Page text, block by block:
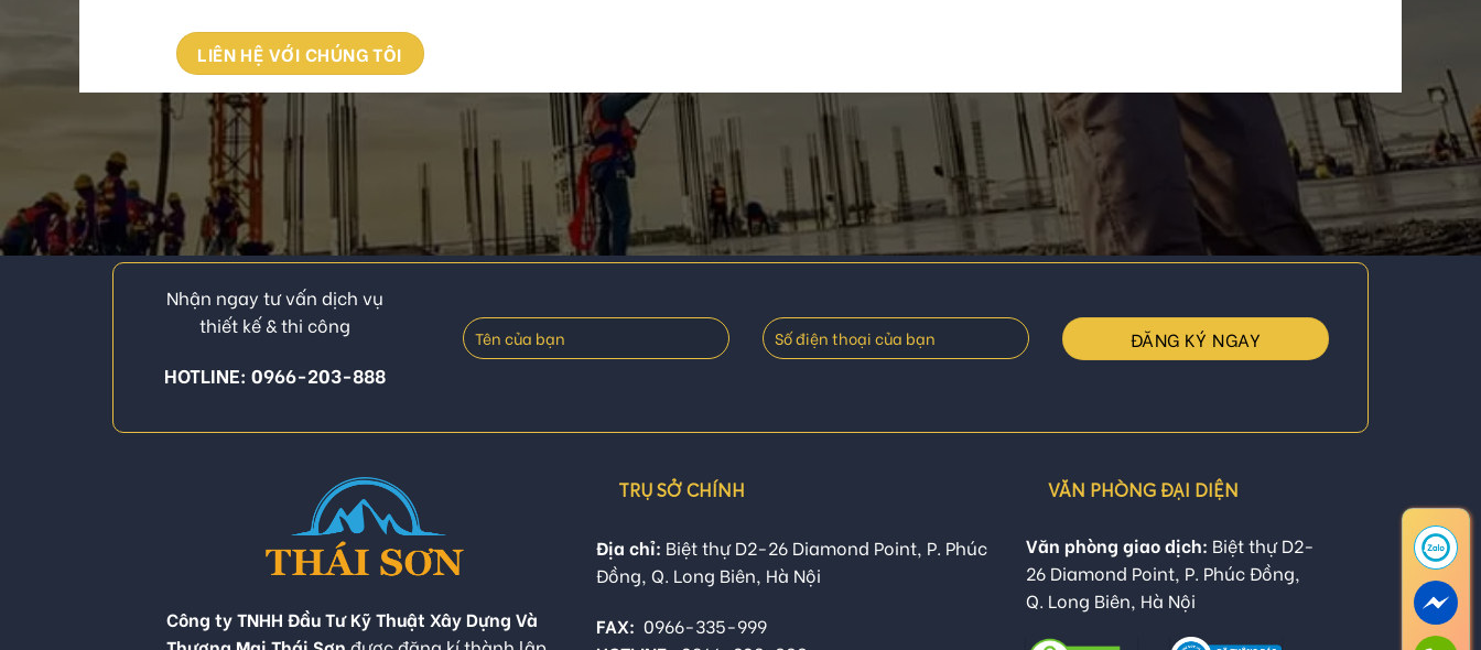
LIÊN HỆ VỚI CHÚNG TÔI
Nhận ngay tư vấn dịch vụ
thiết kế & thi công
HOTLINE: 0966-203-888
Công ty TNHH Đầu Tư Kỹ Thuật Xây Dựng Và
TRỤ SỞ CHÍNH
Địa chỉ: Biệt thự D2-26 Diamond Point, P. Phúc
Đồng, Q. Long Biên, Hà Nội
FAX: 0966-335-999
VĂN PHÒNG ĐẠI DIỆN
Văn phòng giao dịch: Biệt thự D2-
26 Diamond Point, P. Phúc Đồng,
Q. Long Biên, Hà Nội